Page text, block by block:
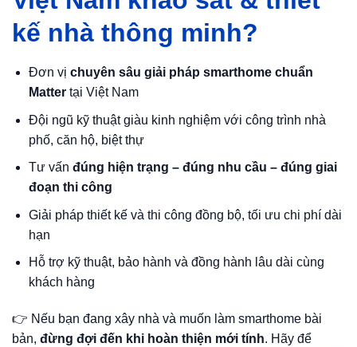
kế nhà thông minh?
Đơn vị chuyên sâu giải pháp smarthome chuẩn
Mattertại Việt Nam
Đội ngũ kỹ thuật giàu kinh nghiệm với công trình nhà
phố, căn hộ, biệt thự
Tư vấn đúng hiện trạng – đúng nhu cầu – đúng giai
đoạn thi công
Giải pháp thiết kế và thi công đồng bộ, tối ưu chi phí dài
hạn
Hỗ trợ kỹ thuật, bảo hành và đồng hành lâu dài cùng
khách hàng
👉 Nếu bạn đang xây nhà và muốn làm smarthome bài
bản, đừng đợi đến khi hoàn thiện mới tính. Hãy để